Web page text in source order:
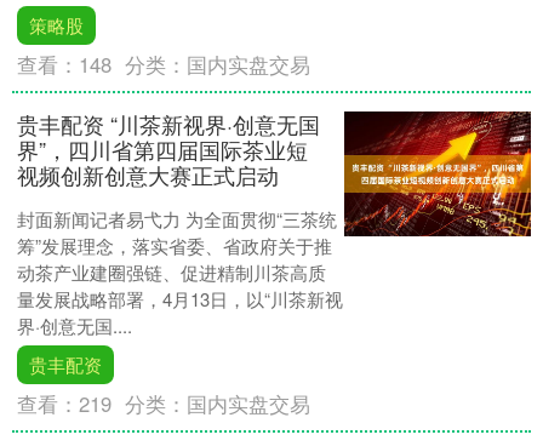
策略股
查看： 148 分类： 国内实盘交易
贵丰配资 “川茶新视界·创意无国
界”，四川省第四届国际茶业短
视频创新创意大赛正式启动
封面新闻记者易弋力 为全面贯彻“三茶统
筹”发展理念，落实省委、省政府关于推
动茶产业建圈强链、促进精制川茶高质
量发展战略部署，4月13日，以“川茶新视
界·创意无国....
贵丰配资
查看：219 分类： 国内实盘交易